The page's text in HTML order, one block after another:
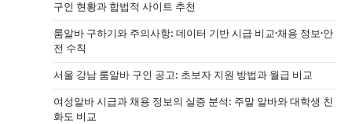
구인 현황과 합법적 사이트 추천
룸알바 구하기와 주의사항: 데이터 기반 시급 비교·채용 정보·안
전 수칙
서울 강남 룸알바 구인 공고: 초보자 지원 방법과 월급 비교
여성알바 시급과 채용 정보의 실증 분석: 주말 알바와 대학생 친
화도 비교